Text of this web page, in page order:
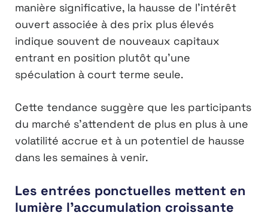
manière significative, la hausse de l’intérêt
ouvert associée à des prix plus élevés
indique souvent de nouveaux capitaux
entrant en position plutôt qu’une
spéculation à court terme seule.
Cette tendance suggère que les participants
du marché s’attendent de plus en plus à une
volatilité accrue et à un potentiel de hausse
dans les semaines à venir.
Les entrées ponctuelles mettent en
lumière l’accumulation croissante